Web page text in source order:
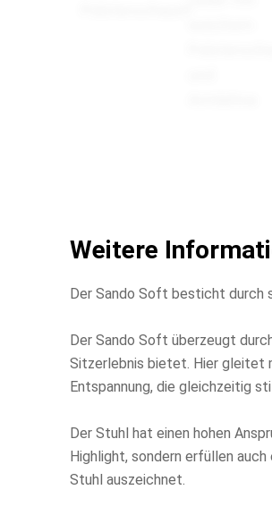
Weitere
Der Sando Soft besticht durch
Der Sando Soft überzeugt
Sitzerlebnis bietet. Hier gleitet
Entspannung, die gleichzeitig
Der Stuhl hat einen hohen
Highlight, sondern erfüllen
Stuhl auszeichnet.